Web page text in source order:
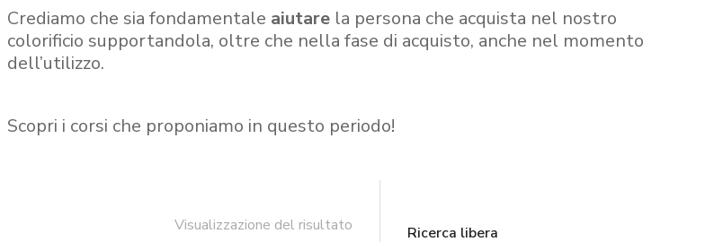
Crediamo che sia fondamentale aiutare la persona che acquista nel nostro
colorificio supportandola, oltre che nella fase di acquisto, anche nel momento
dell’utilizzo.
Scopri i corsi che proponiamo in questo periodo!
Visualizzazione del risultato Ricerca libera